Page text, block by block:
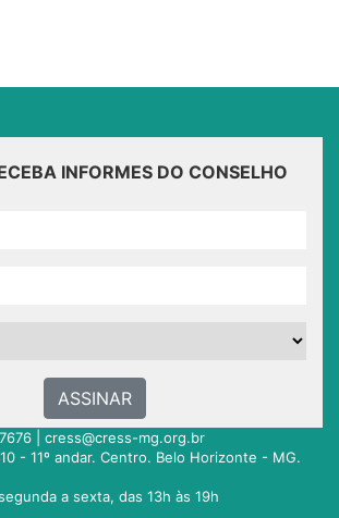
INFORMES DO CONSELHO
ASSINAR
| cress@cress-mg.org.br
- 11º andar. Centro. Belo Horizonte - MG.
a sexta, das 13h às 19h